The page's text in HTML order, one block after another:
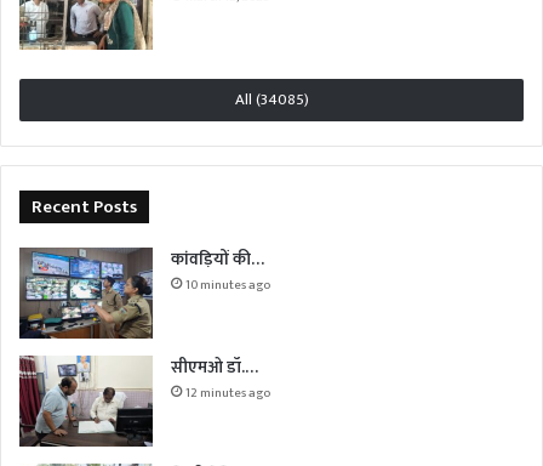
All (34085)
Recent Posts
कांवड़ियों की…
10 minutes ago
सीएमओ डॉ.…
12 minutes ago